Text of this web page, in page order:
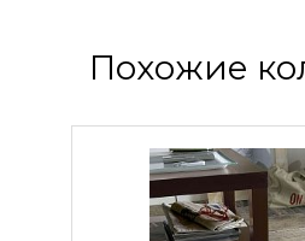
Похожие